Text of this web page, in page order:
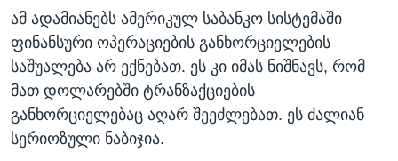
ამ ადამიანებს ამერიკულ საბანკო სისტემაში
ფინანსური ოპერაციების განხორციელების
საშუალება არ ექნებათ. ეს კი იმას ნიშნავს, რომ
მათ დოლარებში ტრანზაქციების
განხორციელებაც აღარ შეეძლებათ. ეს ძალიან
სერიოზული ნაბიჯია.